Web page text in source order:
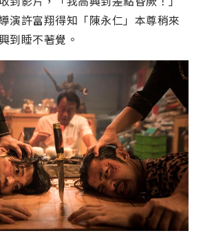
演許富翔得知「陳永仁」本尊稍來
到睡不著覺。